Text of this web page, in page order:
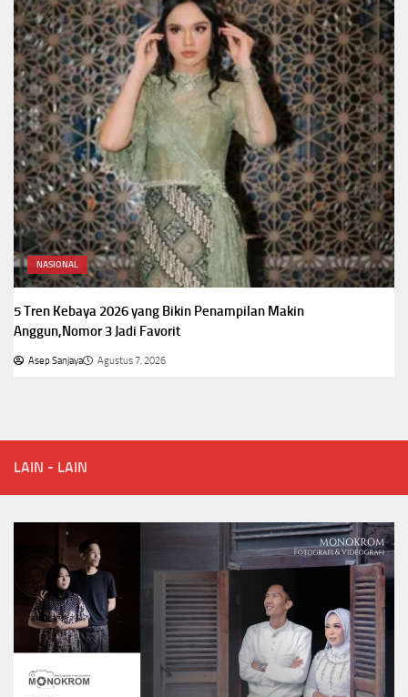
NASIONAL
5 Tren Kebaya 2026 yang Bikin Penampilan Makin
Anggun,Nomor 3 Jadi Favorit
Asep Sanjaya Agustus 7, 2026
LAIN - LAIN